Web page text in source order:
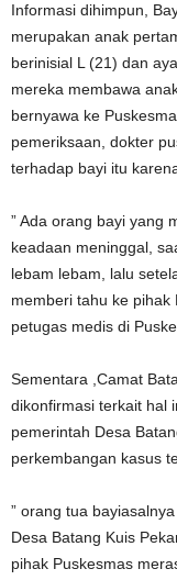
Informasi dihimpun,
merupakan anak
berinisial L (21) dan
mereka membawa
bernyawa ke
pemeriksaan, dokter
terhadap bayi itu
” Ada orang bayi yang
keadaan meninggal,
lebam lebam, lalu
memberi tahu ke pihak
petugas medis di
Sementara ,Camat
dikonfirmasi terkait hal
pemerintah Desa
perkembangan kasus
” orang tua
Desa Batang Kuis
pihak Puskesmas